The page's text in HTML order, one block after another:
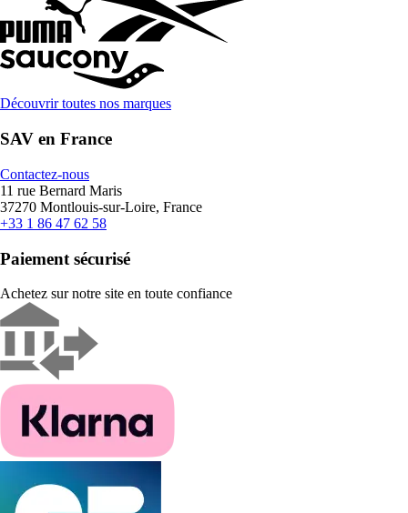
Découvrir toutes nos marques
SAV en France
Contactez-nous
11 rue Bernard Maris
37270 Montlouis-sur-Loire, France
+33 1 86 47 62 58
Paiement sécurisé
Achetez sur notre site en toute confiance